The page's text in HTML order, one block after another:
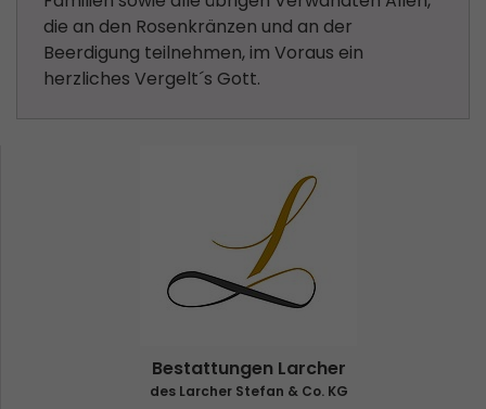
die an den Rosenkränzen und an der
Beerdigung teilnehmen, im Voraus ein
herzliches Vergelt´s Gott.
Bestattungen Larcher
des Larcher Stefan & Co. KG